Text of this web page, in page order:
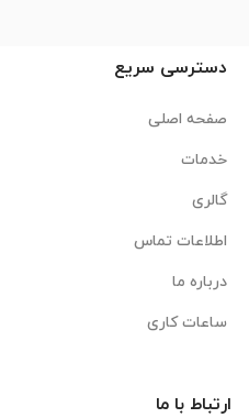
دسترسی سریع
صفحه اصلی
خدمات
گالری
اطلاعات تماس
درباره ما
ساعات کاری
ارتباط با ما